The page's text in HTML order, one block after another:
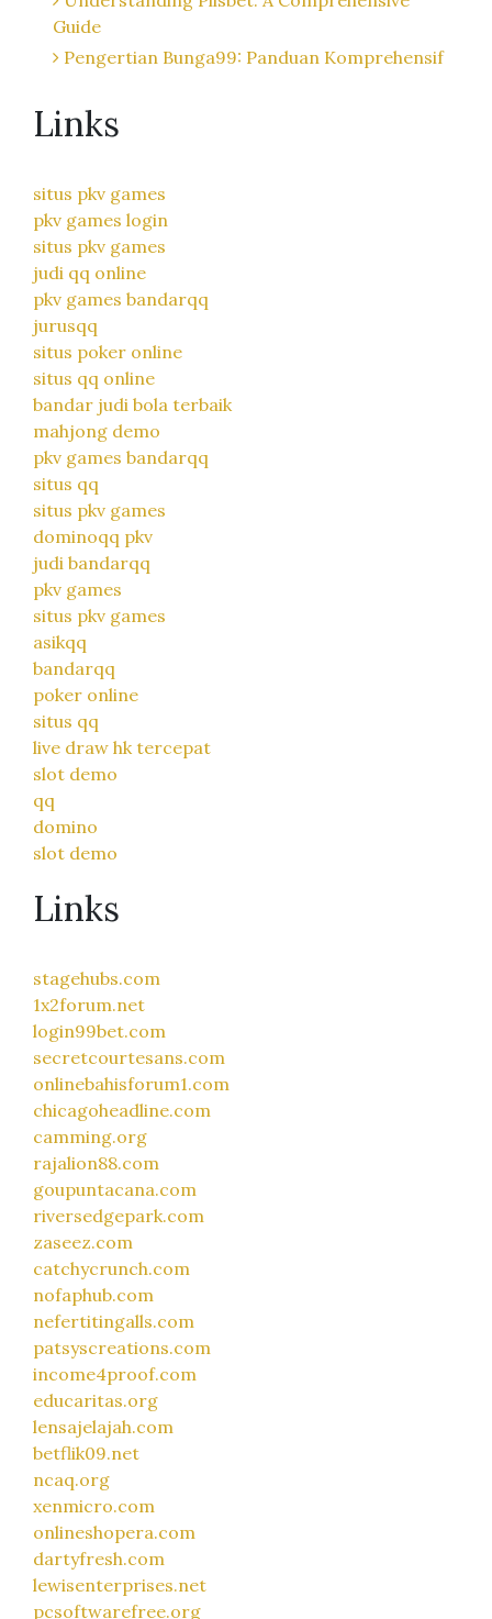
Guide
Pengertian Bunga99: Panduan Komprehensif
Links
situs pkv games
pkv games login
situs pkv games
judi qq online
pkv games bandarqq
jurusqq
situs poker online
situs qq online
bandar judi bola terbaik
mahjong demo
pkv games bandarqq
situs qq
situs pkv games
dominoqq pkv
judi bandarqq
pkv games
situs pkv games
asikqq
bandarqq
poker online
situs qq
live draw hk tercepat
slot demo
qq
domino
slot demo
Links
stagehubs.com
1x2forum.net
login99bet.com
secretcourtesans.com
onlinebahisforum1.com
chicagoheadline.com
camming.org
rajalion88.com
goupuntacana.com
riversedgepark.com
zaseez.com
catchycrunch.com
nofaphub.com
nefertitingalls.com
patsyscreations.com
income4proof.com
educaritas.org
lensajelajah.com
betflik09.net
ncaq.org
xenmicro.com
onlineshopera.com
dartyfresh.com
lewisenterprises.net
pcsoftwarefree.org